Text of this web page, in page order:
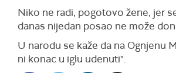
Niko ne radi, pogotovo žene, jer
danas nijedan posao ne može
U narodu se kaže da na Ognjenu
ni konac u iglu udenuti".